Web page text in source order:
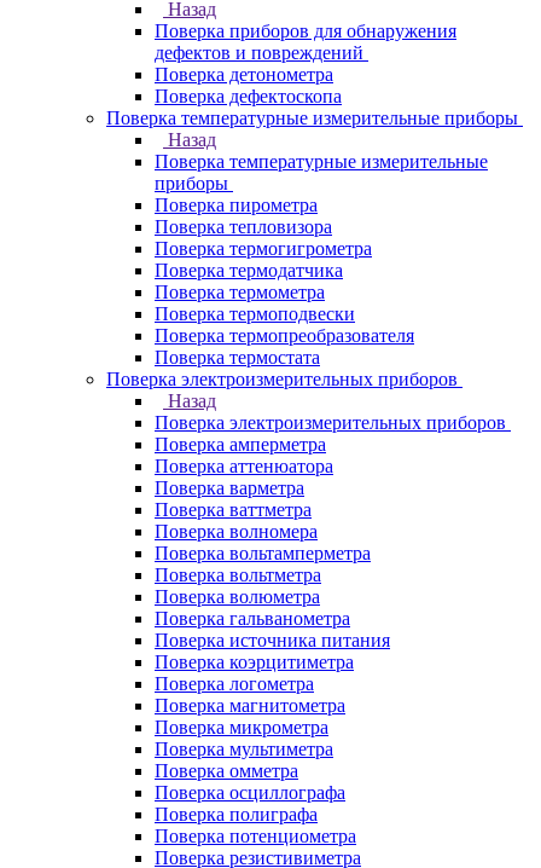
Назад
Поверка приборов для обнаружения
дефектов и повреждений
Поверка детонометра
Поверка дефектоскопа
Поверка температурные измерительные приборы
Назад
Поверка температурные измерительные
приборы
Поверка пирометра
Поверка тепловизора
Поверка термогигрометра
Поверка термодатчика
Поверка термометра
Поверка термоподвески
Поверка термопреобразователя
Поверка термостата
Поверка электроизмерительных приборов
Назад
Поверка электроизмерительных приборов
Поверка амперметра
Поверка аттенюатора
Поверка варметра
Поверка ваттметра
Поверка волномера
Поверка вольтамперметра
Поверка вольтметра
Поверка волюметра
Поверка гальванометра
Поверка источника питания
Поверка коэрцитиметра
Поверка логометра
Поверка магнитометра
Поверка микрометра
Поверка мультиметра
Поверка омметра
Поверка осциллографа
Поверка полиграфа
Поверка потенциометра
Поверка резистивиметра